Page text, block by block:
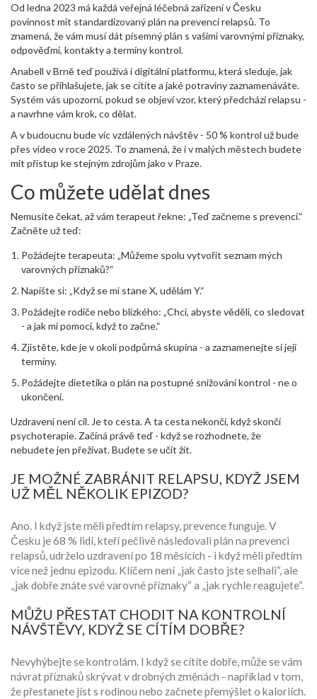
Od ledna 2023 má každá veřejná léčebná zařízení v Česku
povinnost mít standardizovaný plán na prevenci relapsů. To
znamená, že vám musí dát písemný plán s vašimi varovnými příznaky,
odpověďmi, kontakty a termíny kontrol.
Anabell v Brně teď používá i digitální platformu, která sleduje, jak
často se přihlašujete, jak se cítíte a jaké potraviny zaznamenáváte.
Systém vás upozorní, pokud se objeví vzor, který předchází relapsu -
a navrhne vám krok, co dělat.
A v budoucnu bude víc vzdálených návštěv - 50 % kontrol už bude
přes video v roce 2025. To znamená, že i v malých městech budete
mít přístup ke stejným zdrojům jako v Praze.
Co můžete udělat dnes
Nemusíte čekat, až vám terapeut řekne: „Teď začneme s prevencí.“
Začněte už teď:
Požádejte terapeuta: „Můžeme spolu vytvořit seznam mých
varovných příznaků?“
Napište si: „Když se mi stane X, udělám Y.“
Požádejte rodiče nebo blízkého: „Chci, abyste věděli, co sledovat
- a jak mi pomoci, když to začne.“
Zjistěte, kde je v okolí podpůrná skupina - a zaznamenejte si její
termíny.
Požádejte dietetika o plán na postupné snižování kontrol - ne o
ukončení.
Uzdravení není cíl. Je to cesta. A ta cesta nekončí, když skončí
psychoterapie. Začíná právě teď - když se rozhodnete, že
nebudete jen přežívat. Budete se učit žít.
JE MOŽNÉ ZABRÁNIT RELAPSU, KDYŽ JSEM
UŽ MĚL NĚKOLIK EPIZOD?
Ano. I když jste měli předtím relapsy, prevence funguje. V
Česku je 68 % lidí, kteří pečlivě následovali plán na prevenci
relapsů, udrželo uzdravení po 18 měsících - i když měli předtím
více než jednu epizodu. Klíčem není „jak často jste selhali“, ale
„jak dobře znáte své varovné příznaky“ a „jak rychle reagujete“.
MŮŽU PŘESTAT CHODIT NA KONTROLNÍ
NÁVŠTĚVY, KDYŽ SE CÍTÍM DOBŘE?
Nevyhýbejte se kontrolám. I když se cítíte dobře, může se vám
návrat příznaků skrývat v drobných změnách - například v tom,
že přestanete jíst s rodinou nebo začnete přemýšlet o kaloriích.